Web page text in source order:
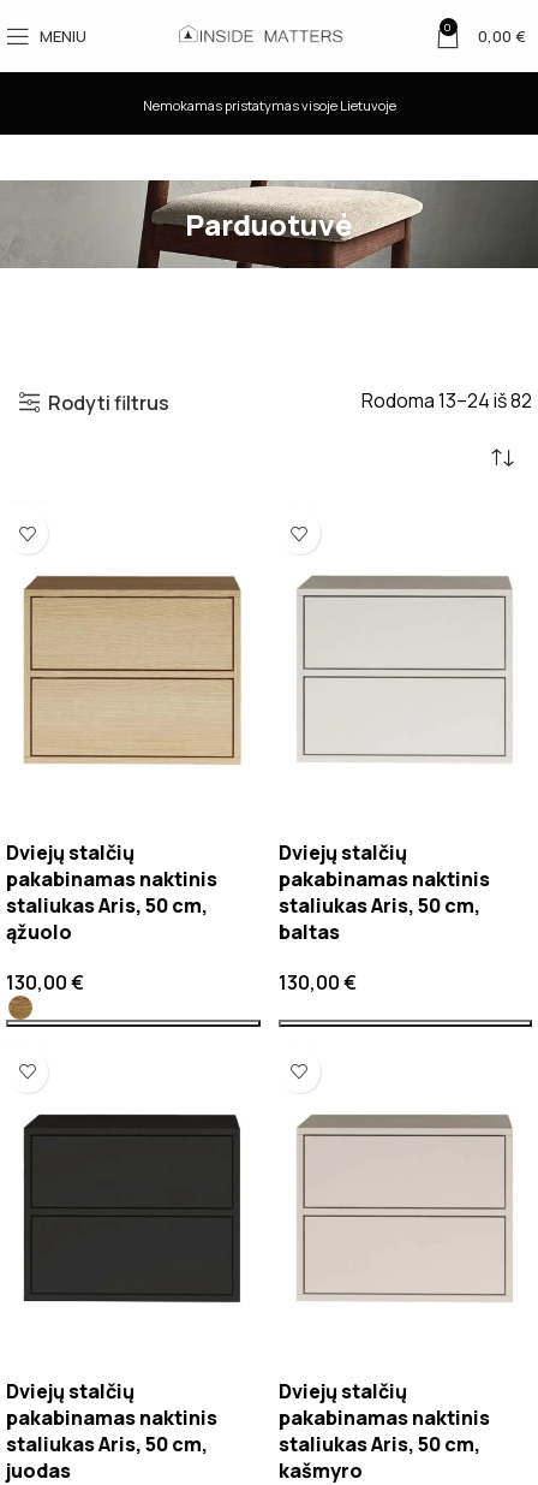
MENIU 0 0,00 €
Nemokamas pristatymas visoje Lietuvoje
Parduotuvė
Rodyti filtrus Rodoma 13–24 iš 82
Dviejų stalčių
pakabinamas naktinis
staliukas Aris, 50 cm,
ąžuolo
130,00€
Dviejų stalčių
pakabinamas naktinis
staliukas Aris, 50 cm,
baltas
130,00€
Dviejų stalčių
pakabinamas naktinis
staliukas Aris, 50 cm,
juodas
Dviejų stalčių
pakabinamas naktinis
staliukas Aris, 50 cm,
kašmyro